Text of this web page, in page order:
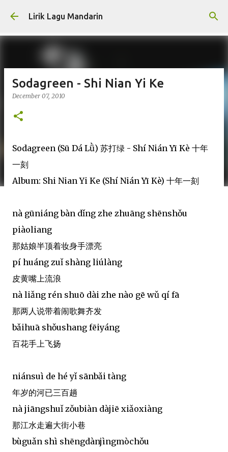
Skip to main content
Lirik Lagu Mandarin
Sodagreen - Shi Nian Yi Ke
December 07, 2010
Sodagreen (Sū Dá Lǜ) 苏打绿 - Shí Nián Yī Kè 十年
一刻
Album: Shi Nian Yi Ke (Shí Nián Yī Kè) 十年一刻
nà gūniáng bàn dǐng zhe zhuāng shēnshǒu
piàoliang
那姑娘半顶着妆身手漂亮
pí huáng zuǐ shàng liúlàng
皮黄嘴上流浪
nà liǎng rén shuō dài zhe nào gē wǔ qí fā
那两人说带着闹歌舞齐发
bǎihuā shǒushang fēiyáng
百花手上飞扬
niánsuì de hé yǐ sānbǎi tàng
年岁的河已三百趟
nà jiāngshuǐ zǒubiàn dàjiē xiǎoxiàng
那江水走遍大街小巷
bùguǎn shì shēngdànjìngmòchǒu